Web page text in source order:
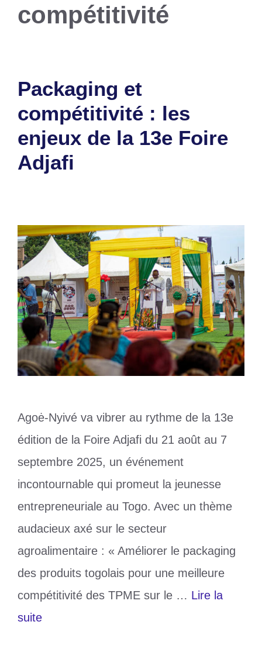
compétitivité
Packaging et
compétitivité : les
enjeux de la 13e Foire
Adjafi
Agoė-Nyivé va vibrer au rythme de la 13e
édition de la Foire Adjafi du 21 août au 7
septembre 2025, un événement
incontournable qui promeut la jeunesse
entrepreneuriale au Togo. Avec un thème
audacieux axé sur le secteur
agroalimentaire : « Améliorer le packaging
des produits togolais pour une meilleure
compétitivité des TPME sur le … Lire la
suite